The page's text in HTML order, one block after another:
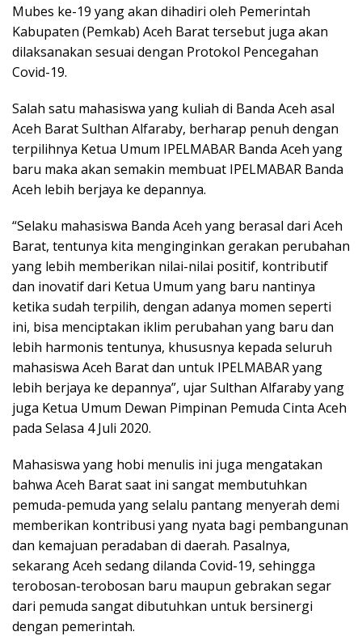
Mubes ke-19 yang akan dihadiri oleh Pemerintah
Kabupaten (Pemkab) Aceh Barat tersebut juga akan
dilaksanakan sesuai dengan Protokol Pencegahan
Covid-19.
Salah satu mahasiswa yang kuliah di Banda Aceh asal
Aceh Barat Sulthan Alfaraby, berharap penuh dengan
terpilihnya Ketua Umum IPELMABAR Banda Aceh yang
baru maka akan semakin membuat IPELMABAR Banda
Aceh lebih berjaya ke depannya.
“Selaku mahasiswa Banda Aceh yang berasal dari Aceh
Barat, tentunya kita menginginkan gerakan perubahan
yang lebih memberikan nilai-nilai positif, kontributif
dan inovatif dari Ketua Umum yang baru nantinya
ketika sudah terpilih, dengan adanya momen seperti
ini, bisa menciptakan iklim perubahan yang baru dan
lebih harmonis tentunya, khususnya kepada seluruh
mahasiswa Aceh Barat dan untuk IPELMABAR yang
lebih berjaya ke depannya”, ujar Sulthan Alfaraby yang
juga Ketua Umum Dewan Pimpinan Pemuda Cinta Aceh
pada Selasa 4 Juli 2020.
Mahasiswa yang hobi menulis ini juga mengatakan
bahwa Aceh Barat saat ini sangat membutuhkan
pemuda-pemuda yang selalu pantang menyerah demi
memberikan kontribusi yang nyata bagi pembangunan
dan kemajuan peradaban di daerah. Pasalnya,
sekarang Aceh sedang dilanda Covid-19, sehingga
terobosan-terobosan baru maupun gebrakan segar
dari pemuda sangat dibutuhkan untuk bersinergi
dengan pemerintah.